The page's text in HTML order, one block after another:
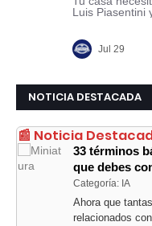
NOTICIA DESTACADA
📰 Noticia
33 términos
que debes
Categoría: IA
Ahora que
relacionados